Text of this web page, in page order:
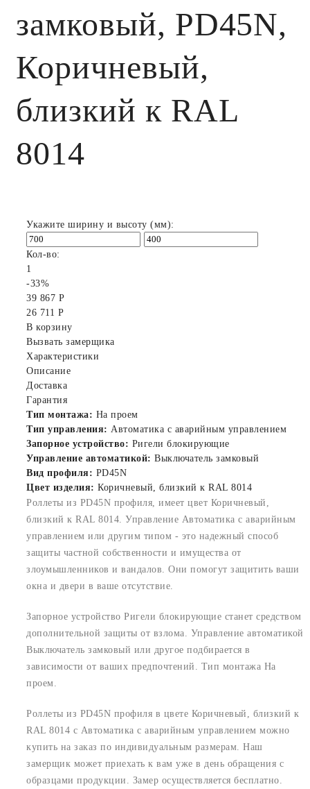
замковый, PD45N,
Коричневый,
близкий к RAL
8014
Укажите ширину и высоту (мм):
Кол-во:
1
-33%
39 867 Р
26 711 Р
В корзину
Вызвать замерщика
Характеристики
Описание
Доставка
Гарантия
Тип монтажа: На проем
Тип управления: Автоматика с аварийным управлением
Запорное устройство: Ригели блокирующие
Управление автоматикой: Выключатель замковый
Вид профиля: PD45N
Цвет изделия: Коричневый, близкий к RAL 8014
Роллеты из PD45N профиля, имеет цвет Коричневый,
близкий к RAL 8014. Управление Автоматика с аварийным
управлением или другим типом - это надежный способ
защиты частной собственности и имущества от
злоумышленников и вандалов. Они помогут защитить ваши
окна и двери в ваше отсутствие.
Запорное устройство Ригели блокирующие станет средством
дополнительной защиты от взлома. Управление автоматикой
Выключатель замковый или другое подбирается в
зависимости от ваших предпочтений. Тип монтажа На
проем.
Роллеты из PD45N профиля в цвете Коричневый, близкий к
RAL 8014 с Автоматика с аварийным управлением можно
купить на заказ по индивидуальным размерам. Наш
замерщик может приехать к вам уже в день обращения с
образцами продукции. Замер осуществляется бесплатно.